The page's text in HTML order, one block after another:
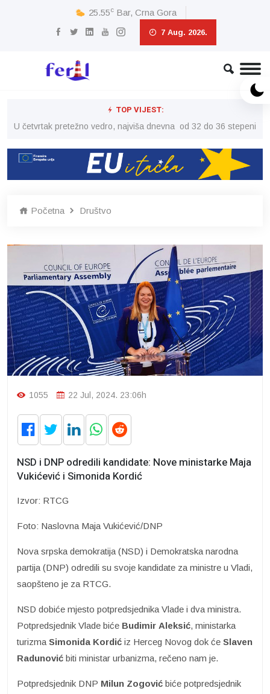
25.55c Bar, Crna Gora
7 Aug. 2026.
TOP VIJEST:
U četvrtak pretežno vedro, najviša dnevna od 32 do 36 stepeni
Početna Društvo
1055 22 Jul, 2024. 23:06h
NSD i DNP odredili kandidate: Nove ministarke Maja
Vukićević i Simonida Kordić
Izvor: RTCG
Foto: Naslovna Maja Vukićević/DNP
Nova srpska demokratija (NSD) i Demokratska narodna
partija (DNP) odredili su svoje kandidate za ministre u Vladi,
saopšteno je za RTCG.
NSD dobiće mjesto potpredsjednika Vlade i dva ministra.
Potpredsjednik Vlade biće Budimir Aleksić, ministarka
turizmaSimonida Kordić iz Herceg Novog dok će Slaven
Radunović biti ministar urbanizma, rečeno nam je.
Potpredsjednik DNP Milun Zogović biće potpredsjednik